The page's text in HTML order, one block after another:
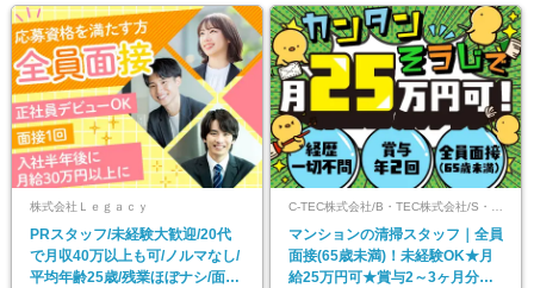
株式会社Ｌｅｇａｃｙ
PRスタッフ/未経験大歓迎/20代
で月収40万以上も可/ノルマなし/
平均年齢25歳/残業ほぼナシ/面接
マンションの清掃スタッフ｜全員
面接(65歳未満)！未経験OK★月
給25万円可★賞与2～3ヶ月分の